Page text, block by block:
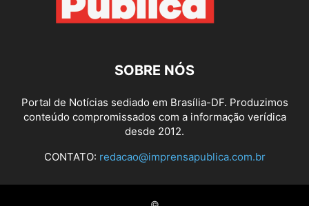
SOBRE NÓS
Portal de Notícias sediado em Brasília-DF. Produzimos
conteúdo compromissados com a informação verídica
desde 2012.
CONTATO: redacao@imprensapublica.com.br